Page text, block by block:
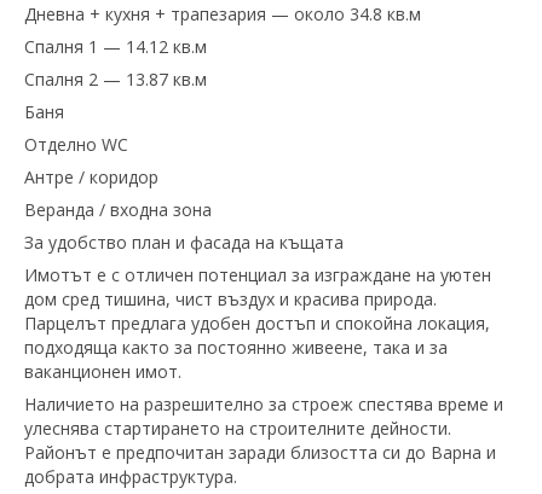
Дневна + кухня + трапезария — около 34.8 кв.м
Спалня 1 — 14.12 кв.м
Спалня 2 — 13.87 кв.м
Баня
Отделно WC
Антре / коридор
Веранда / входна зона
За удобство план и фасада на къщата
Имотът е с отличен потенциал за изграждане на уютен
дом сред тишина, чист въздух и красива природа.
Парцелът предлага удобен достъп и спокойна локация,
подходяща както за постоянно живеене, така и за
ваканционен имот.
Наличието на разрешително за строеж спестява време и
улеснява стартирането на строителните дейности.
Районът е предпочитан заради близостта си до Варна и
добрата инфраструктура.